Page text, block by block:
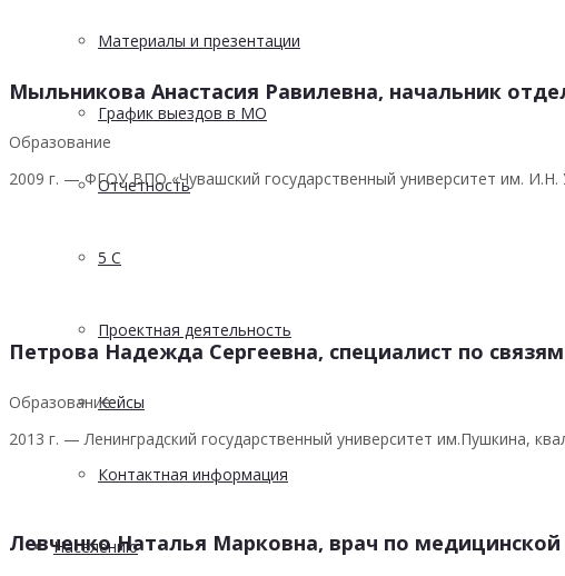
Материалы и презентации
График выездов в МО
Отчетность
5 С
Проектная деятельность
Кейсы
Контактная информация
Населению
Мыльникова Анастасия Равилевна, начальник
Образование
2009 г. — ФГОУ ВПО «Чувашский государственный университет им. И.Н.
Петрова Надежда Сергеевна, специалист по
Образование
2013 г. — Ленинградский государственный университет им.Пушкина,
Левченко Наталья Марковна, врач по